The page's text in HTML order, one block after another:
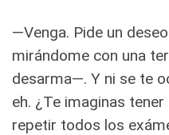
—Venga. Pide un
mirándome con una
desarma—. Y ni se te
eh. ¿Te imaginas
repetir todos los